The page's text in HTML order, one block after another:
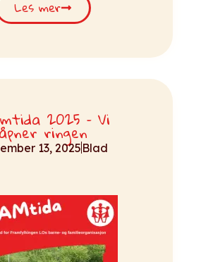
Les mer
2025 – Vi
ringen
13, 2025Blad